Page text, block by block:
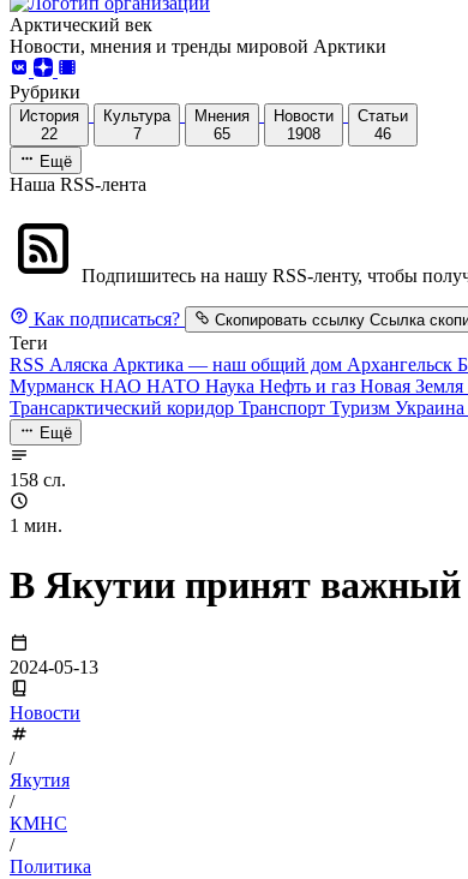
Арктический век
Новости, мнения и тренды мировой Арктики
Рубрики
История
22
Культура
7
Мнения
65
Новости
1908
Статьи
46
Ещё
Наша RSS-лента
Подпишитесь на нашу RSS-ленту, чтобы
Как подписаться? Скопировать ссылку Ссылка
Теги
RSS Аляска Арктика — наш общий дом Архангельск
Мурманск НАО НАТО Наука Нефть и газ Новая Земля
Трансарктический коридор Транспорт Туризм Украина
Ещё
158 сл.
1 мин.
В Якутии принят важный
2024-05-13
Новости
/
Якутия
/
КМНС
/
Политика